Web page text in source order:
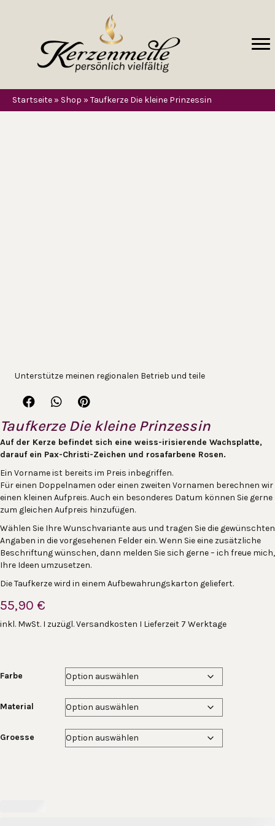
Startseite » Shop » Taufkerze Die kleine Prinzessin
Unterstütze meinen regionalen Betrieb und teile
Taufkerze Die kleine Prinzessin
Auf der Kerze befindet sich eine weiss-irisierende Wachsplatte,
darauf ein Pax-Christi-Zeichen und rosafarbene Rosen.
Ein Vorname ist bereits im Preis inbegriffen.
Für einen Doppelnamen oder einen zweiten Vornamen berechnen wir
einen kleinen Aufpreis. Auch ein besonderes Datum können Sie gerne
zum gleichen Aufpreis hinzufügen.
Wählen Sie Ihre Wunschvariante aus und tragen Sie die gewünschten
Angaben in die vorgesehenen Felder ein. Wenn Sie eine zusätzliche
Beschriftung wünschen, dann melden Sie sich gerne – ich freue mich,
Ihre Ideen umzusetzen.
Die Taufkerze wird in einem Aufbewahrungskarton geliefert.
55,90 €
inkl. MwSt. I zuzügl. Versandkosten I Lieferzeit 7 Werktage
Farbe
Material
Groesse